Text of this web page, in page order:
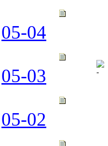
05-04
05-03
05-02